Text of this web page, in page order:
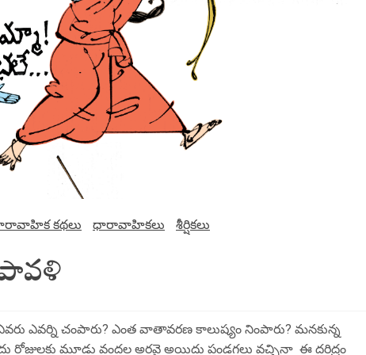
కథలు ధారావాహికలు శీర్షికలు
ఎవరు ఎవర్ని చంపారు? ఎంత వాతావరణ కాలుష్యం నింపారు? మనకున్న
రోజులకు మూడు వందల అరవై అయిదు పండగలు వచ్చినా ఈ దరిద్రం